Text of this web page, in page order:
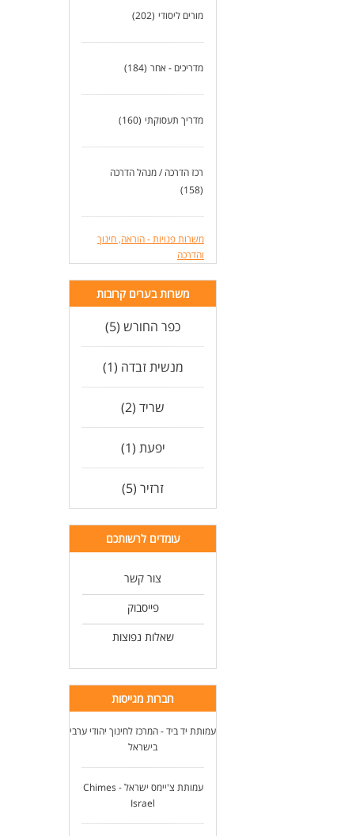
מורים ליסודי (202)
מדריכים - אחר (184)
מדריך תעסוקתי (160)
רכז הדרכה / מנהל הדרכה
(158)
משרות פנויות - הוראה, חינוך
והדרכה
משרות בערים קרובות
כפר החורש (5)
מנשית זבדה (1)
שריד (2)
יפעת (1)
זרזיר (5)
עומדים לרשותכם
צור קשר
פייסבוק
שאלות נפוצות
חברות מגייסות
עמותת יד ביד - המרכז לחינוך יהודי ערבי
בישראל
עמותת צ'יימס ישראל - Chimes
Israel